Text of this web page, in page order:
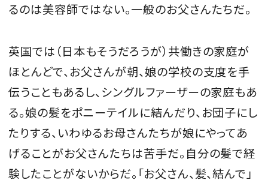
るのは美容師ではない。一般のお父さんたちだ。
英国では（日本もそうだろうが）共働きの家庭が
ほとんどで、お父さんが朝、娘の学校の支度を手
伝うこともあるし、シングルファーザーの家庭もあ
る。娘の髪をポニーテイルに結んだり、お団子にし
たりする、いわゆるお母さんたちが娘にやってあ
げることがお父さんたちは苦手だ。自分の髪で経
験したことがないからだ。「お父さん、髪、結んで」